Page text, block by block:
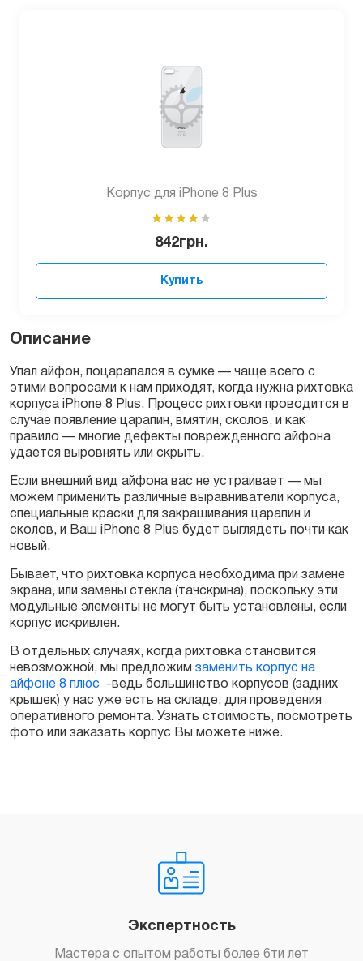
Корпус для iPhone 8 Plus
842грн.
Купить
Описание
Упал айфон, поцарапался в сумке — чаще всего с
этими вопросами к нам приходят, когда нужна рихтовка
корпуса iPhone 8 Plus. Процесс рихтовки проводится в
случае появление царапин, вмятин, сколов, и как
правило — многие дефекты поврежденного айфона
удается выровнять или скрыть.
Если внешний вид айфона вас не устраивает — мы
можем применить различные выравниватели корпуса,
специальные краски для закрашивания царапин и
сколов, и Ваш iPhone 8 Plus будет выглядеть почти как
новый.
Бывает, что рихтовка корпуса необходима при замене
экрана, или замены стекла (тачскрина), поскольку эти
модульные элементы не могут быть установлены, если
корпус искривлен.
В отдельных случаях, когда рихтовка становится
невозможной, мы предложим заменить корпус на
айфоне 8 плюс
-ведь большинство корпусов (задних
крышек) у нас уже есть на складе, для проведения
оперативного ремонта. Узнать стоимость, посмотреть
фото или заказать корпус Вы можете ниже.
Экспертность
Мастера с опытом работы более 6ти лет